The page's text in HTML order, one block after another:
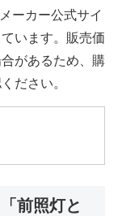
ーカー公式サイ
います。販売価
があるため、購
ださい。
前照灯と